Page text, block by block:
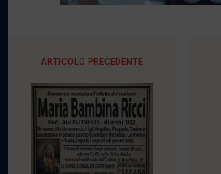
ARTICOLO PRECEDENTE